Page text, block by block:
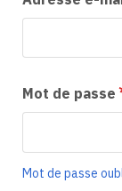
Mot de passe
Mot de passe